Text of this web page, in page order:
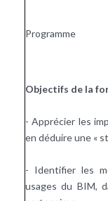
Programme
Objectifs de la
- Apprécier les
en déduire une «
- Identifier les
usages du BIM,